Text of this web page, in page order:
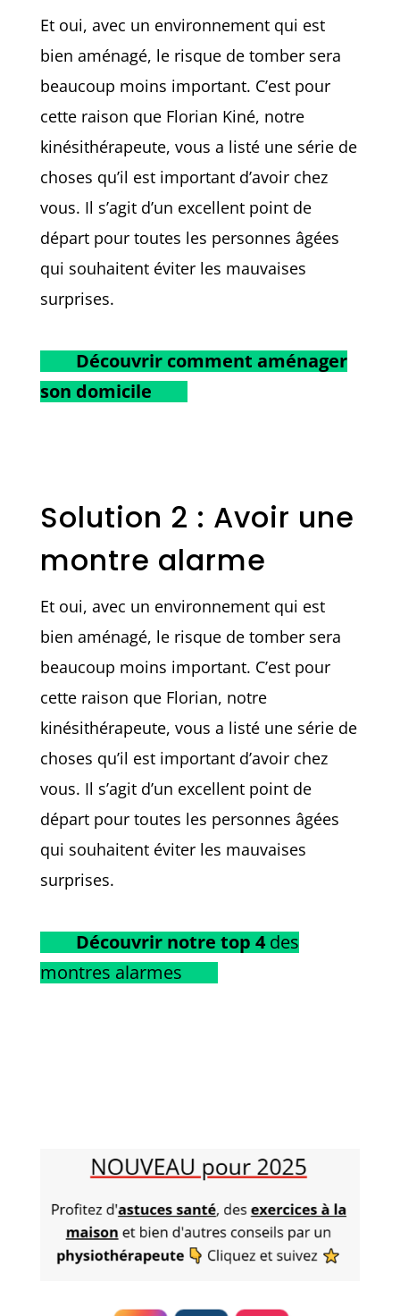
Et oui, avec un environnement qui est
bien aménagé, le risque de tomber sera
beaucoup moins important. C’est pour
cette raison que Florian Kiné, notre
kinésithérapeute, vous a listé une série de
choses qu’il est important d’avoir chez
vous. Il s’agit d’un excellent point de
départ pour toutes les personnes âgées
qui souhaitent éviter les mauvaises
surprises.
Découvrir comment aménager
son domicile
Solution 2 : Avoir une
montre alarme
Et oui, avec un environnement qui est
bien aménagé, le risque de tomber sera
beaucoup moins important. C’est pour
cette raison que Florian, notre
kinésithérapeute, vous a listé une série de
choses qu’il est important d’avoir chez
vous. Il s’agit d’un excellent point de
départ pour toutes les personnes âgées
qui souhaitent éviter les mauvaises
surprises.
Découvrir notre top 4des
montres alarmes